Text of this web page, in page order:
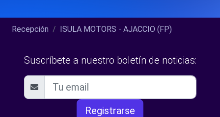
Recepción ISULA MOTORS - AJACCIO (FP)
Suscríbete a nuestro boletín de noticias:
Registrarse